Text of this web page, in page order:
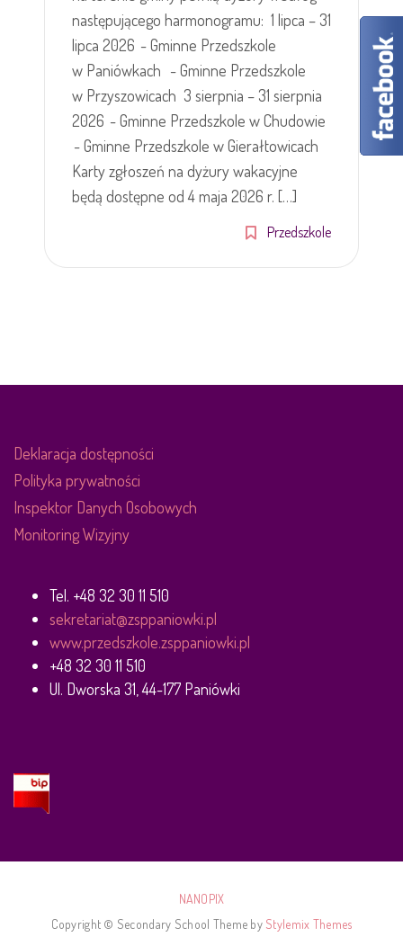
następującego harmonogramu: 1 lipca – 31
lipca 2026 - Gminne Przedszkole
w Paniówkach - Gminne Przedszkole
w Przyszowicach 3 sierpnia – 31 sierpnia
2026 - Gminne Przedszkole w Chudowie
- Gminne Przedszkole w Gierałtowicach
Karty zgłoszeń na dyżury wakacyjne
będą dostępne od 4 maja 2026 r. […]
Przedszkole
Deklaracja dostępności
Polityka prywatności
Inspektor Danych Osobowych
Monitoring Wizyjny
Tel. +48 32 30 11 510
sekretariat@zsppaniowki.pl
www.przedszkole.zsppaniowki.pl
+48 32 30 11 510
Ul. Dworska 31, 44-177 Paniówki
NANOPIX
Copyright © Secondary School Theme by Stylemix Themes